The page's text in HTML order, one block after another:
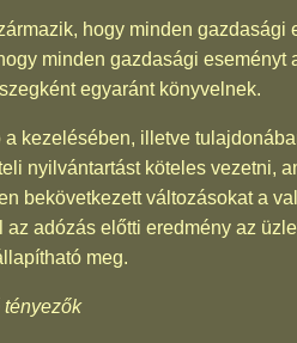
hogy minden
minden gazdasági
egyaránt könyvelnek.
kezelésében, illetve
nyilvántartást köteles vezetni,
bekövetkezett változásokat a
az adózás előtti eredmény az
meg.